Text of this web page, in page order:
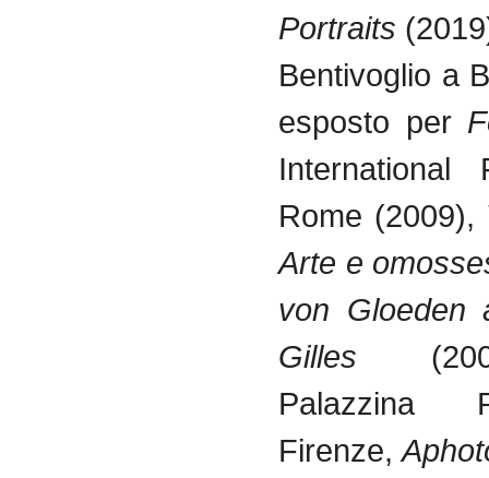
Portraits
Bentivoglio a
esposto per
International
Rome (2009),
Arte e
von Gloeden
Gilles
Palazzina
Firenze,